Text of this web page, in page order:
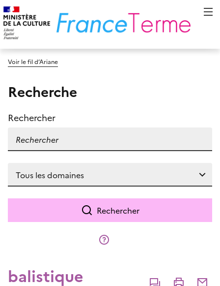
Voir le fil d’Ariane
Recherche
Rechercher
Rechercher
balistique